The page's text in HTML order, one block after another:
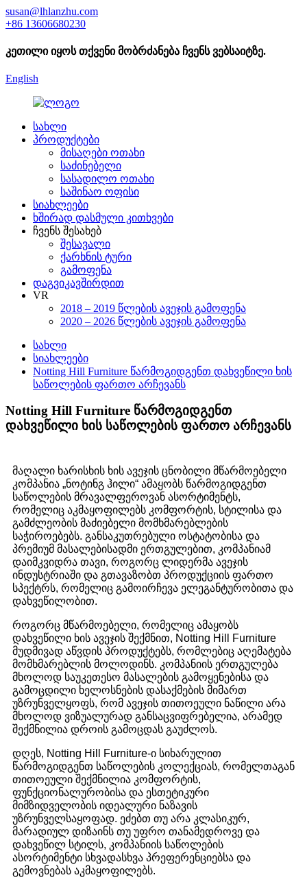
susan@lhlanzhu.com
+86 13606680230
კეთილი იყოს თქვენი მობრძანება ჩვენს ვებსაიტზე.
English
სახლი
პროდუქტები
მისაღები ოთახი
საძინებელი
სასადილო ოთახი
საშინაო ოფისი
სიახლეები
ხშირად დასმული კითხვები
ჩვენს შესახებ
შესავალი
ქარხნის ტური
გამოფენა
დაგვიკავშირდით
VR
2018 – 2019 წლების ავეჯის გამოფენა
2020 – 2026 წლების ავეჯის გამოფენა
სახლი
სიახლეები
Notting Hill Furniture წარმოგიდგენთ დახვეწილი ხის
საწოლების ფართო არჩევანს
Notting Hill Furniture წარმოგიდგენთ
დახვეწილი ხის საწოლების ფართო არჩევანს
მაღალი ხარისხის ხის ავეჯის ცნობილი მწარმოებელი
კომპანია „ნოტინგ ჰილი“ ამაყობს წარმოგიდგენთ
საწოლების მრავალფეროვან ასორტიმენტს,
რომელიც აკმაყოფილებს კომფორტის, სტილისა და
გამძლეობის მაძიებელი მომხმარებლების
საჭიროებებს. განსაკუთრებული ოსტატობისა და
პრემიუმ მასალებისადმი ერთგულებით, კომპანიამ
დაიმკვიდრა თავი, როგორც ლიდერმა ავეჯის
ინდუსტრიაში და გთავაზობთ პროდუქციის ფართო
სპექტრს, რომელიც გამოირჩევა ელეგანტურობითა და
დახვეწილობით.
როგორც მწარმოებელი, რომელიც ამაყობს
დახვეწილი ხის ავეჯის შექმნით, Notting Hill Furniture
მუდმივად აწვდის პროდუქტებს, რომლებიც აღემატება
მომხმარებლის მოლოდინს. კომპანიის ერთგულება
მხოლოდ საუკეთესო მასალების გამოყენებისა და
გამოცდილი ხელოსნების დასაქმების მიმართ
უზრუნველყოფს, რომ ავეჯის თითოეული ნაწილი არა
მხოლოდ ვიზუალურად განსაცვიფრებელია, არამედ
შექმნილია დროის გამოცდას გაუძლოს.
დღეს, Notting Hill Furniture-ი სიხარულით
წარმოგიდგენთ საწოლების კოლექციას, რომელთაგან
თითოეული შექმნილია კომფორტის,
ფუნქციონალურობისა და ესთეტიკური
მიმზიდველობის იდეალური ნაზავის
უზრუნველსაყოფად. ეძებთ თუ არა კლასიკურ,
მარადიულ დიზაინს თუ უფრო თანამედროვე და
დახვეწილ სტილს, კომპანიის საწოლების
ასორტიმენტი სხვადასხვა პრეფერენციებსა და
გემოვნებას აკმაყოფილებს.